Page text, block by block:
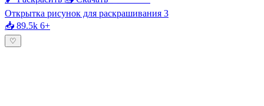
Открытка рисунок для раскрашивания 3
📥 89.5k 6+
♡